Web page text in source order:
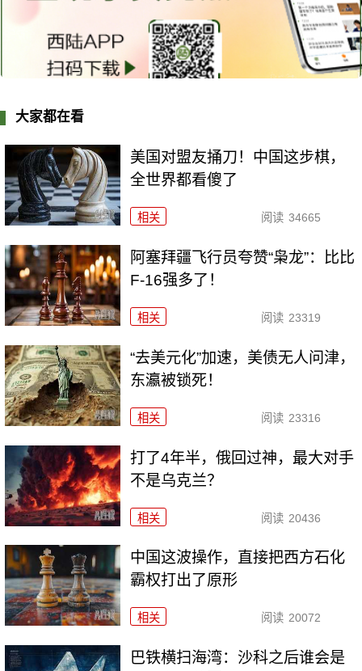
大家都在看
美国对盟友捅刀！中国这步棋，
全世界都看傻了
相关 阅读 34665
阿塞拜疆飞行员夸赞“枭龙”：比比
F-16强多了！
相关 阅读 23319
“去美元化”加速，美债无人问津，
东瀛被锁死！
相关 阅读 23316
打了4年半，俄回过神，最大对手
不是乌克兰？
相关 阅读 20436
中国这波操作，直接把西方石化
霸权打出了原形
相关 阅读 20072
巴铁横扫海湾：沙科之后谁会是